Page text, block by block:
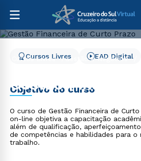
Cursos Livres
Gestão e Negócios
Gestão
Curto Prazo
Cursos Livres EAD Digital
Objetivo do curso
O curso de Gestão Financeira de
on-line objetiva a capacitação
além de qualificação,
de competências e habilidades para o
trabalho.